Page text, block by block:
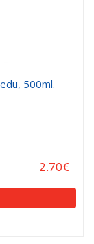
500ml.
2.70€